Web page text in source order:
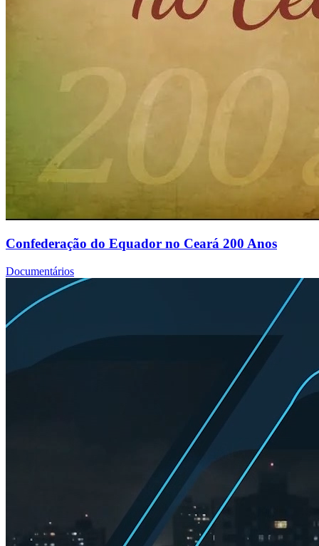
Confederação do Equador no Ceará 200 Anos
Documentários